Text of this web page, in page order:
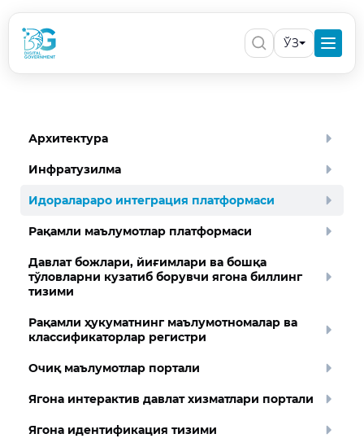
ЎЗ
Архитектура
Инфратузилма
Идоралараро интеграция платформаси
Рақамли маълумотлар платформаси
Давлат божлари, йиғимлари ва бошқа
тўловларни кузатиб борувчи ягона биллинг
тизими
Рақамли ҳукуматнинг маълумотномалар ва
классификаторлар регистри
Очиқ маълумотлар портали
Ягона интерактив давлат хизматлари портали
Ягона идентификация тизими